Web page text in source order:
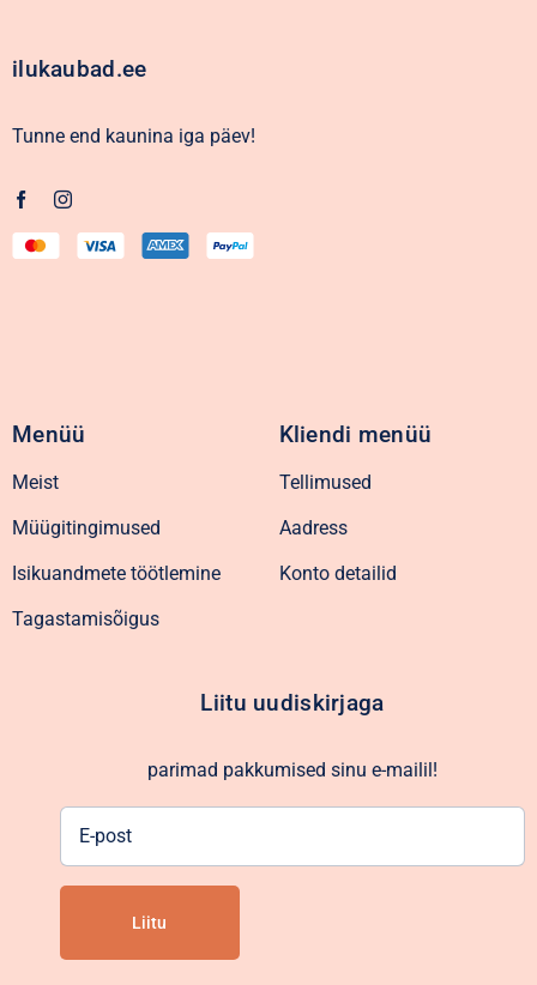
ilukaubad.ee
Tunne end kaunina iga päev!
Menüü
Meist
Müügitingimused
Isikuandmete töötlemine
Tagastamisõigus
Kliendi menüü
Tellimused
Aadress
Konto detailid
Liitu uudiskirjaga
parimad pakkumised sinu e-mailil!